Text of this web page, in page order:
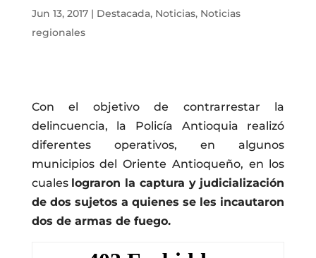
Jun 13, 2017| Destacada, Noticias, Noticias
regionales
Con el objetivo de contrarrestar la
delincuencia, la Policía Antioquia realizó
diferentes operativos, en algunos
municipios del Oriente Antioqueño, en los
cuales lograron la captura y judicialización
de dos sujetos a quienes se les incautaron
dos de armas de fuego.